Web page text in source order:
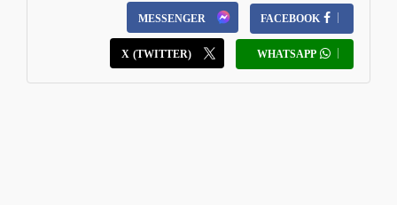
FACEBOOK
MESSENGER
WHATSAPP
X (TWITTER)